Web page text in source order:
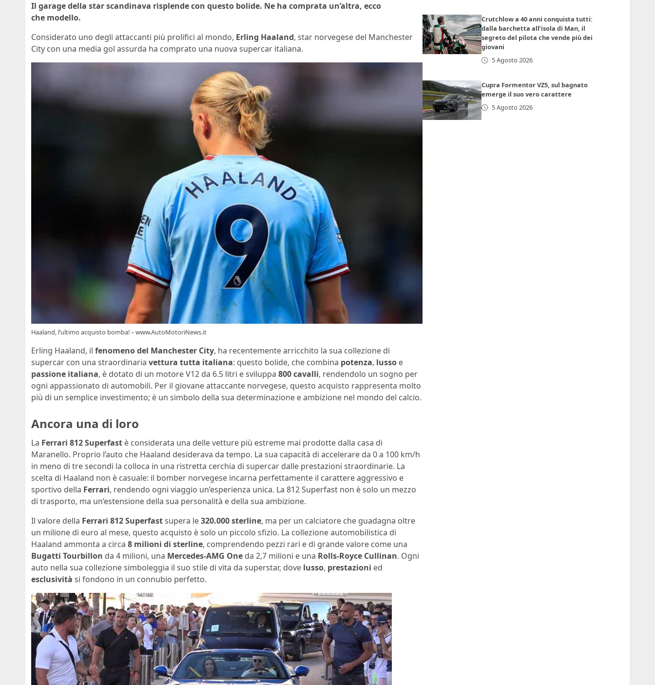
Il garage della star scandinava risplende con questo bolide. Ne ha comprata un’altra, ecco
che modello.
Considerato uno degli attaccanti più prolifici al mondo, Erling Haaland, star norvegese del Manchester
City con una media gol assurda ha comprato una nuova supercar italiana.
Haaland, l’ultimo acquisto bomba! – www.AutoMotoriNews.it
Erling Haaland, il fenomeno del Manchester City, ha recentemente arricchito la sua collezione di
supercar con una straordinaria vettura tutta italiana: questo bolide, che combina potenza, lusso e
passione italiana, è dotato di un motore V12 da 6.5 litri e sviluppa 800 cavalli, rendendolo un sogno per
ogni appassionato di automobili. Per il giovane attaccante norvegese, questo acquisto rappresenta molto
più di un semplice investimento; è un simbolo della sua determinazione e ambizione nel mondo del calcio.
Ancora una di loro
La Ferrari 812 Superfast è considerata una delle vetture più estreme mai prodotte dalla casa di
Maranello. Proprio l’auto che Haaland desiderava da tempo. La sua capacità di accelerare da 0 a 100 km/h
in meno di tre secondi la colloca in una ristretta cerchia di supercar dalle prestazioni straordinarie. La
scelta di Haaland non è casuale: il bomber norvegese incarna perfettamente il carattere aggressivo e
sportivo della Ferrari, rendendo ogni viaggio un’esperienza unica. La 812 Superfast non è solo un mezzo
di trasporto, ma un’estensione della sua personalità e della sua ambizione.
Il valore della Ferrari 812 Superfastsupera le320.000 sterline, ma per un calciatore che guadagna oltre
un milione di euro al mese, questo acquisto è solo un piccolo sfizio. La collezione automobilistica di
Haaland ammonta a circa 8 milioni di sterline, comprendendo pezzi rari e di grande valore come una
Bugatti Tourbillon da 4 milioni, una Mercedes-AMG One da 2,7 milioni e una Rolls-Royce Cullinan. Ogni
auto nella sua collezione simboleggia il suo stile di vita da superstar, dove lusso, prestazioni ed
esclusività si fondono in un connubio perfetto.
Crutchlow a 40 anni conquista tutti:
dalla barchetta all’isola di Man, il
segreto del pilota che vende più dei
giovani
5 Agosto 2026
Cupra Formentor VZ5, sul bagnato
emerge il suo vero carattere
5 Agosto 2026